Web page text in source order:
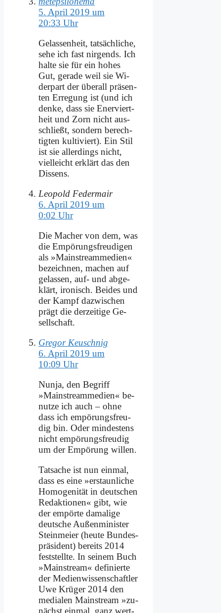
5. April 2019 um
20:33 Uhr
Ge­las­sen­heit, tat­säch­li­che,
se­he ich fast nir­gends. Ich
hal­te sie für ein ho­hes
Gut, ge­ra­de weil sie Wi­
der­part der über­all prä­sen­
ten Er­re­gung ist (und ich
den­ke, dass sie Ener­viert­
heit und Zorn nicht aus­
schließt, son­dern be­rech­
tig­ten kul­ti­viert). Ein Stil
ist sie al­ler­dings nicht,
viel­leicht er­klärt das den
Dis­sens.
Leopold Federmair
6. April 2019 um
0:02 Uhr
Die Ma­cher von dem, was
die Em­pö­rungs­freu­di­gen
als »Main­stream­m­e­di­en«
be­zeich­nen, ma­chen auf
ge­las­sen, auf- und ab­ge­
klärt, iro­nisch. Bei­des und
der Kampf da­zwi­schen
prägt die der­zei­ti­ge Ge­
sell­schaft.
Gregor Keuschnig
6. April 2019 um
10:09 Uhr
Nun­ja, den Be­griff
»Main­stream­m­e­di­en« be­
nut­ze ich auch – oh­ne
dass ich em­pö­rungs­freu­
dig bin. Oder min­de­stens
nicht em­pö­rungs­freu­dig
um der Em­pö­rung wil­len.
Tat­sa­che ist nun ein­mal,
dass es ei­ne »er­staun­li­che
Ho­mo­ge­ni­tät in deut­schen
Re­dak­tio­nen« gibt, wie
der em­pör­te da­ma­li­ge
deut­sche Au­ßen­mi­ni­ster
Stein­mei­er (heu­te Bun­des­
prä­si­dent) be­reits 2014
fest­stell­te. In sei­nem Buch
»Main­stream« de­fi­nier­te
der Me­di­en­wis­sen­schaft­ler
Uwe Krü­ger 2014 den
me­dia­len Main­stream »zu­